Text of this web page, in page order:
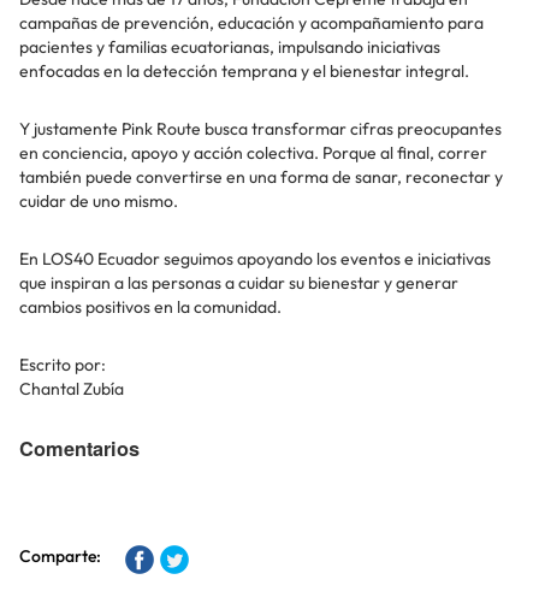
campañas de prevención, educación y acompañamiento para
pacientes y familias ecuatorianas, impulsando iniciativas
enfocadas en la detección temprana y el bienestar integral.
Y justamente Pink Route busca transformar cifras preocupantes
en conciencia, apoyo y acción colectiva. Porque al final, correr
también puede convertirse en una forma de sanar, reconectar y
cuidar de uno mismo.
En LOS40 Ecuador seguimos apoyando los eventos e iniciativas
que inspiran a las personas a cuidar su bienestar y generar
cambios positivos en la comunidad.
Escrito por:
Chantal Zubía
Comentarios
Comparte: